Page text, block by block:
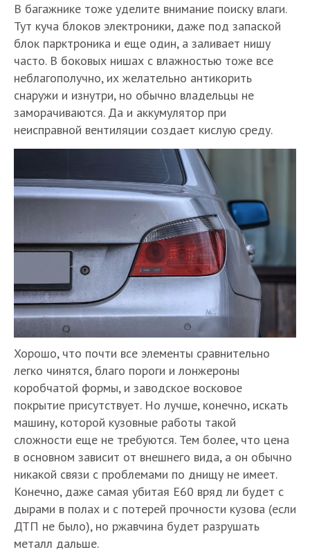
В багажнике тоже уделите внимание поиску влаги.
Тут куча блоков электроники, даже под запаской
блок парктроника и еще один, а заливает нишу
часто. В боковых нишах с влажностью тоже все
неблагополучно, их желательно антикорить
снаружи и изнутри, но обычно владельцы не
заморачиваются. Да и аккумулятор при
неисправной вентиляции создает кислую среду.
Хорошо, что почти все элементы сравнительно
легко чинятся, благо пороги и лонжероны
коробчатой формы, и заводское восковое
покрытие присутствует. Но лучше, конечно, искать
машину, которой кузовные работы такой
сложности еще не требуются. Тем более, что цена
в основном зависит от внешнего вида, а он обычно
никакой связи с проблемами по днищу не имеет.
Конечно, даже самая убитая Е60 вряд ли будет с
дырами в полах и с потерей прочности кузова (если
ДТП не было), но ржавчина будет разрушать
металл дальше.